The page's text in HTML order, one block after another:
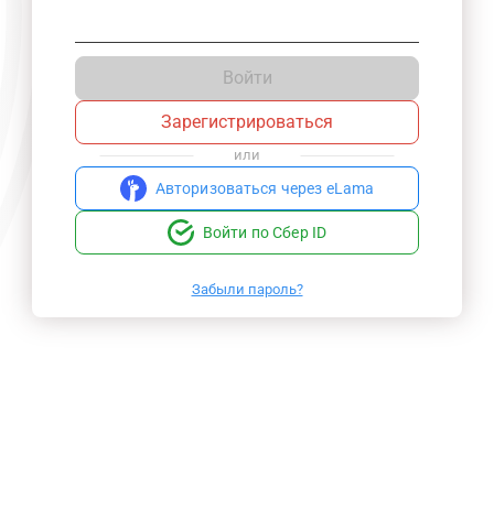
Войти
Зарегистрироваться
или
Авторизоваться через eLama
Войти по Сбер ID
Забыли пароль?